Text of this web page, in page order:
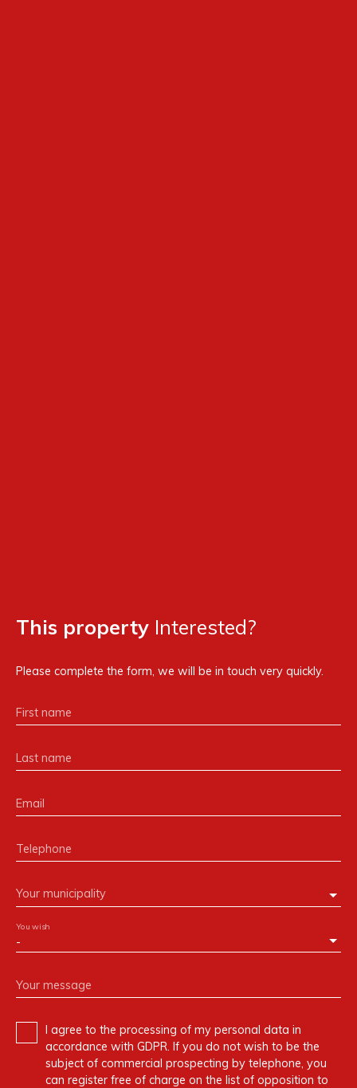
This property Interested?
Please complete the form, we will be in touch very quickly.
First name
Last name
Email
Telephone
Your municipality
-
You wish
Your message
I agree to the processing of my personal data in
accordance with GDPR. If you do not wish to be the
subject of commercial prospecting by telephone, you
can register free of charge on the list of opposition to